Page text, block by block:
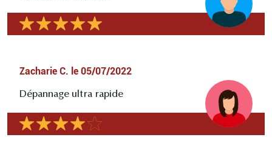
Zacharie C. le 05/07/2022
Dépannage ultra rapide